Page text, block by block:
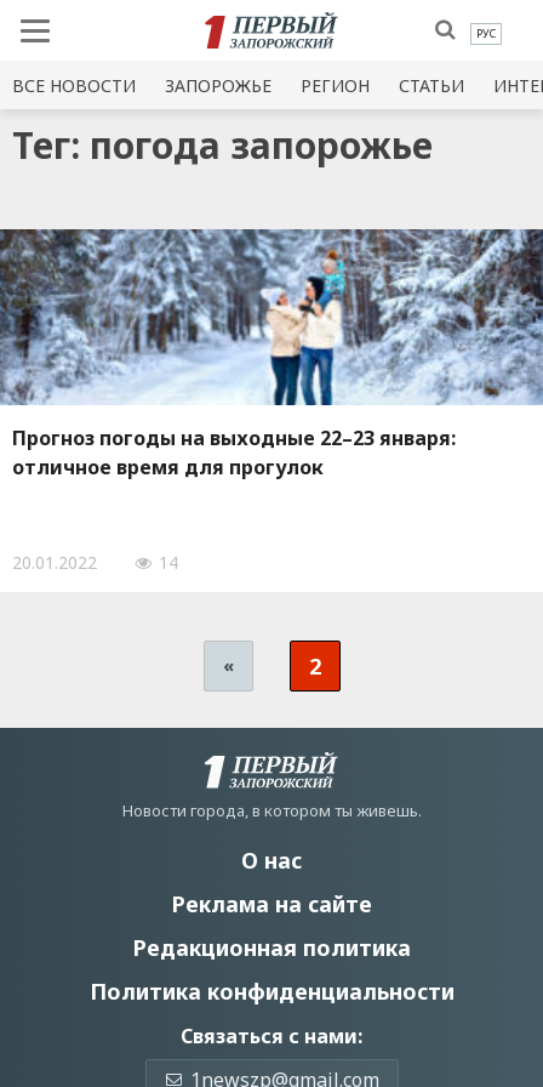
РУС
ВСЕ НОВОСТИ ЗАПОРОЖЬЕ РЕГИОН СТАТЬИ
Тег: погода запорожье
Прогноз погоды на выходные 22–23 января:
отличное время для прогулок
20.01.2022 14
« 2
Новости города, в котором ты живешь.
О нас
Реклама на сайте
Редакционная политика
Политика конфиденциальности
Связаться с нами:
1newszp@gmail.com